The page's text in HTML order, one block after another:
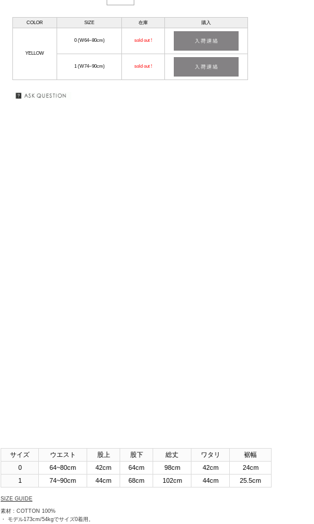
COLOR SIZE 在庫 購入
YELLOW
0 (W64~80cm) sold out !
1 (W74~90cm) sold out !
サイズ ウエスト 股上 股下 総丈 ワタリ
裾幅
0
64~80cm 42cm 64cm 98cm 42cm
24cm
1
74~90cm 44cm 68cm 102cm 44cm 25.5cm
SIZE GUIDE
素材 : COTTON 100%
・ モデル173cm/54kgでサイズ0着用。